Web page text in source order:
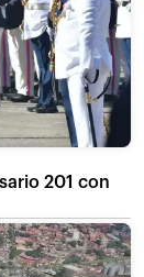
201 con